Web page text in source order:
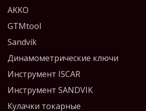
AKKO
GTMtool
Sandvik
Динамометрические ключи
Инструмент ISCAR
Инструмент SANDVIK
Кулачки токарные